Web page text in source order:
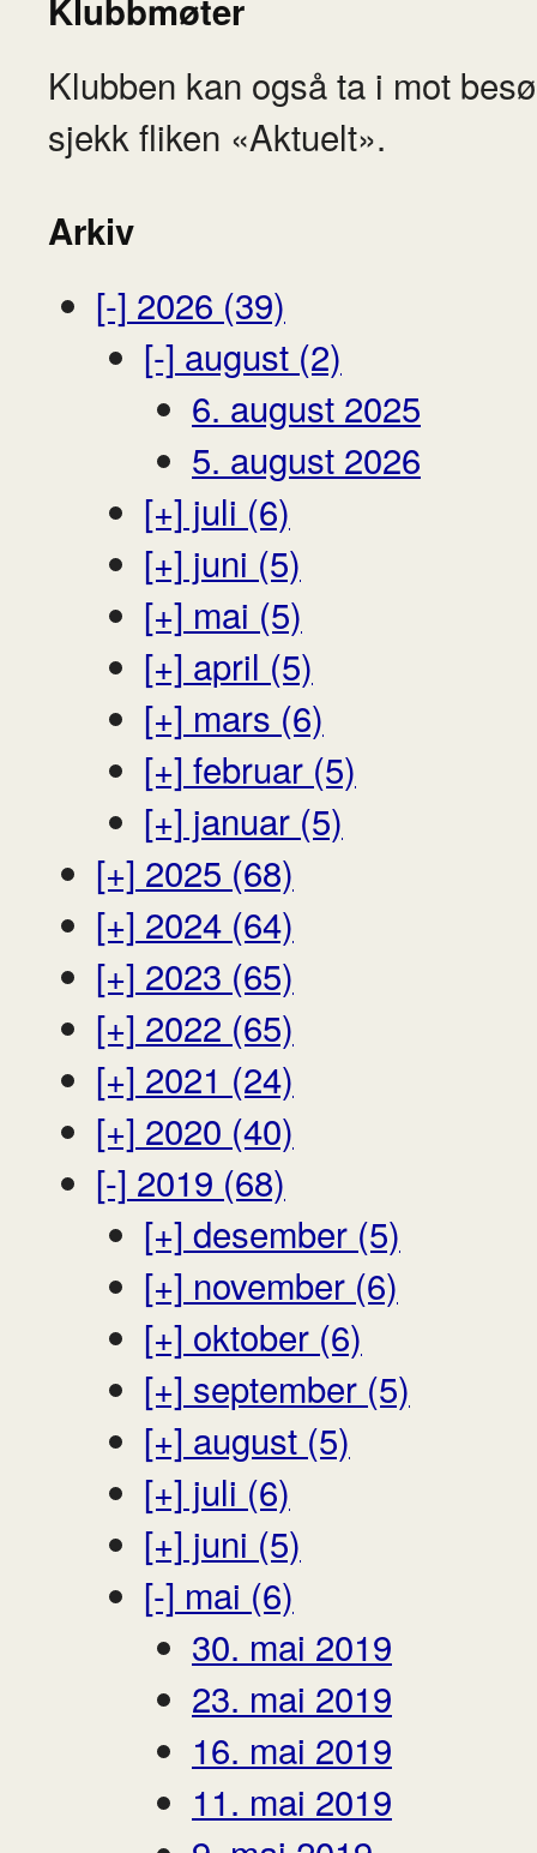
Klubbmøter
Klubben kan også ta i mot
sjekk fliken «Aktuelt».
Arkiv
[-] 2026 (39)
[-] august (2)
6. august 2025
5. august 2026
[+] juli (6)
[+] juni (5)
[+] mai (5)
[+] april (5)
[+] mars (6)
[+] februar (5)
[+] januar (5)
[+] 2025 (68)
[+] 2024 (64)
[+] 2023 (65)
[+] 2022 (65)
[+] 2021 (24)
[+] 2020 (40)
[-] 2019 (68)
[+] desember (5)
[+] november (6)
[+] oktober (6)
[+] september (5)
[+] august (5)
[+] juli (6)
[+] juni (5)
[-] mai (6)
30. mai 2019
23. mai 2019
16. mai 2019
11. mai 2019